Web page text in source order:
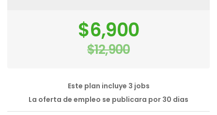
$12,900
El
precio
original
era:
$6,900
El
es:
$6,900.
Este plan incluye 3 jobs
La oferta de empleo se publicara por 30 dias